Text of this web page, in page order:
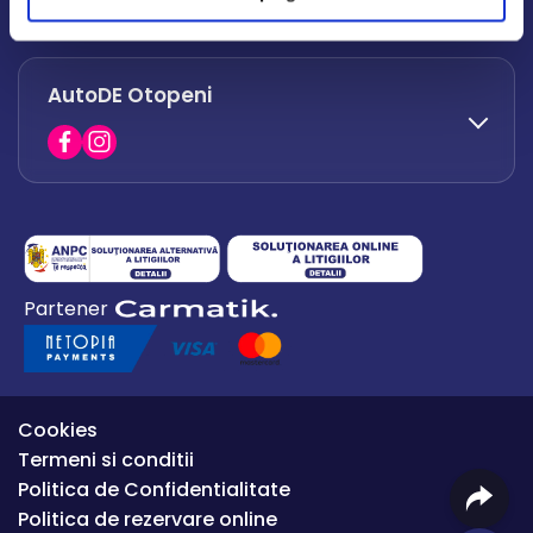
office.afumati@autode.ro
0730 063 852
0730 063 851
AutoDE Otopeni
0754 649 360
office.premium@autode.ro
Partener
Cookies
Termeni si conditii
Politica de Confidentialitate
Politica de rezervare online